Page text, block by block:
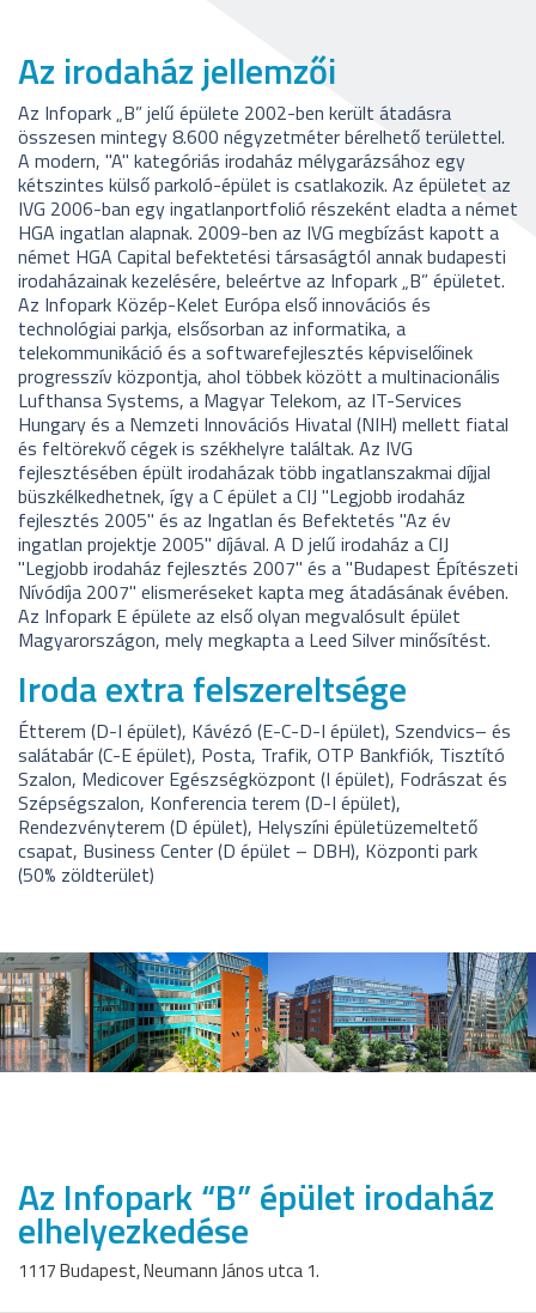
Az irodaház jellemzői
Az Infopark„B”jelű épülete 2002-ben került átadásra
összesen mintegy 8.600 négyzetméter bérelhető területtel.
A modern, "A" kategóriás irodaház mélygarázsához egy
kétszintes külső parkoló-épület is csatlakozik. Az épületet az
IVG 2006-ban egy ingatlanportfolió részeként eladta a német
HGA ingatlan alapnak. 2009-ben az IVG megbízást kapott a
német HGA Capital befektetési társaságtól annak budapesti
irodaházainak kezelésére, beleértve az Infopark „B” épületet.
Az Infopark Közép-Kelet Európa első innovációs és
technológiai parkja, elsősorban az informatika, a
telekommunikáció és a softwarefejlesztés képviselőinek
progresszív központja, ahol többek között a multinacionális
Lufthansa Systems, a Magyar Telekom, az IT-Services
Hungary és a Nemzeti Innovációs Hivatal (NIH) mellett fiatal
és feltörekvő cégek is székhelyre találtak. Az IVG
fejlesztésében épült irodaházak több ingatlanszakmai díjjal
büszkélkedhetnek, így a C épület a CIJ "Legjobb irodaház
fejlesztés 2005" és az Ingatlan és Befektetés "Az év
ingatlan projektje 2005" díjával. A D jelű irodaház a CIJ
"Legjobb irodaház fejlesztés 2007" és a "Budapest Építészeti
Nívódíja 2007" elismeréseket kapta meg átadásának évében.
Az Infopark E épülete az első olyan megvalósult épület
Magyarországon, mely megkapta a Leed Silver minősítést.
Iroda extra felszereltsége
Étterem (D-I épület), Kávézó (E-C-D-I épület), Szendvics– és
salátabár (C-E épület), Posta, Trafik, OTP Bankfiók, Tisztító
Szalon, Medicover Egészségközpont (I épület), Fodrászat és
Szépségszalon, Konferencia terem (D-I épület),
Rendezvényterem (D épület), Helyszíni épületüzemeltető
csapat, Business Center (D épület – DBH), Központi park
(50% zöldterület)
Az Infopark “B” épület irodaház
elhelyezkedése
1117 Budapest, Neumann János utca 1.